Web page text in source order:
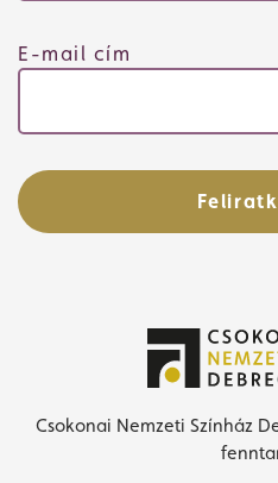
E-mail cím
Csokonai Nemzeti Színház